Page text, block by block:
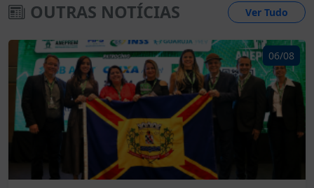
OUTRAS NOTÍCIAS Ver Tudo
06/08